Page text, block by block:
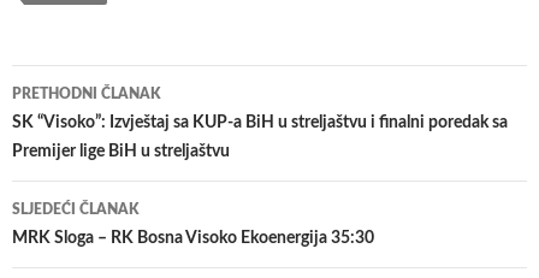
Navigacija
članaka
PRETHODNI ČLANAK
SK “Visoko”: Izvještaj sa KUP-a BiH u streljaštvu i finalni poredak sa
Premijer lige BiH u streljaštvu
SLJEDEĆI ČLANAK
MRK Sloga – RK Bosna Visoko Ekoenergija 35:30